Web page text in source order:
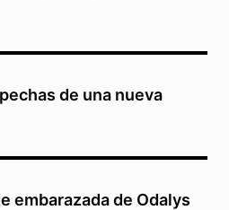
de una nueva
embarazada de Odalys